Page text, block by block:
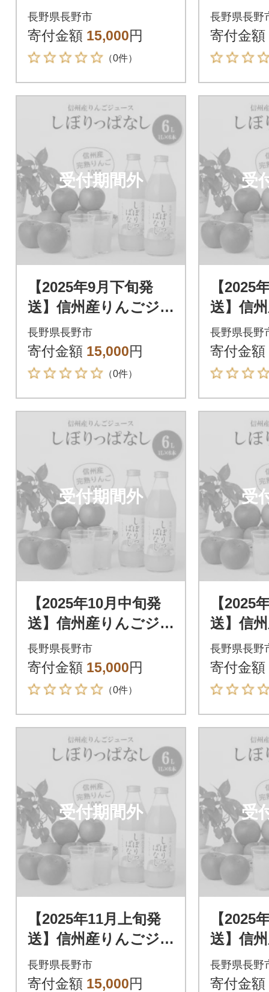
ュース しぼりっぱ
なし 1,000ml×6本
長野県長野市
寄付金額 15,000円
（0件）
ュース
なし
長野県長野
寄付金額
受付期間外
【2025年9月下旬発
送】信州産りんごジ
ュース しぼりっぱ
なし 1,000ml×6本
長野県長野市
寄付金額 15,000円
（0件）
受
【2025
送】信
ュース
なし
長野県長野
寄付金額
受付期間外
【2025年10月中旬発
送】信州産りんごジ
ュース しぼりっぱ
なし 1,000ml×6本
長野県長野市
寄付金額 15,000円
（0件）
受
【2025
送】信
ュース
なし
長野県長野
寄付金額
受付期間外
【2025年11月上旬発
送】信州産りんごジ
ュース しぼりっぱ
なし 1,000ml×6本
長野県長野市
寄付金額 15,000円
受
【2025
送】信
ュース
なし
長野県長野
寄付金額